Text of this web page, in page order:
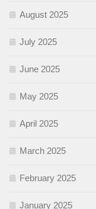
August 2025
July 2025
June 2025
May 2025
April 2025
March 2025
February 2025
January 2025